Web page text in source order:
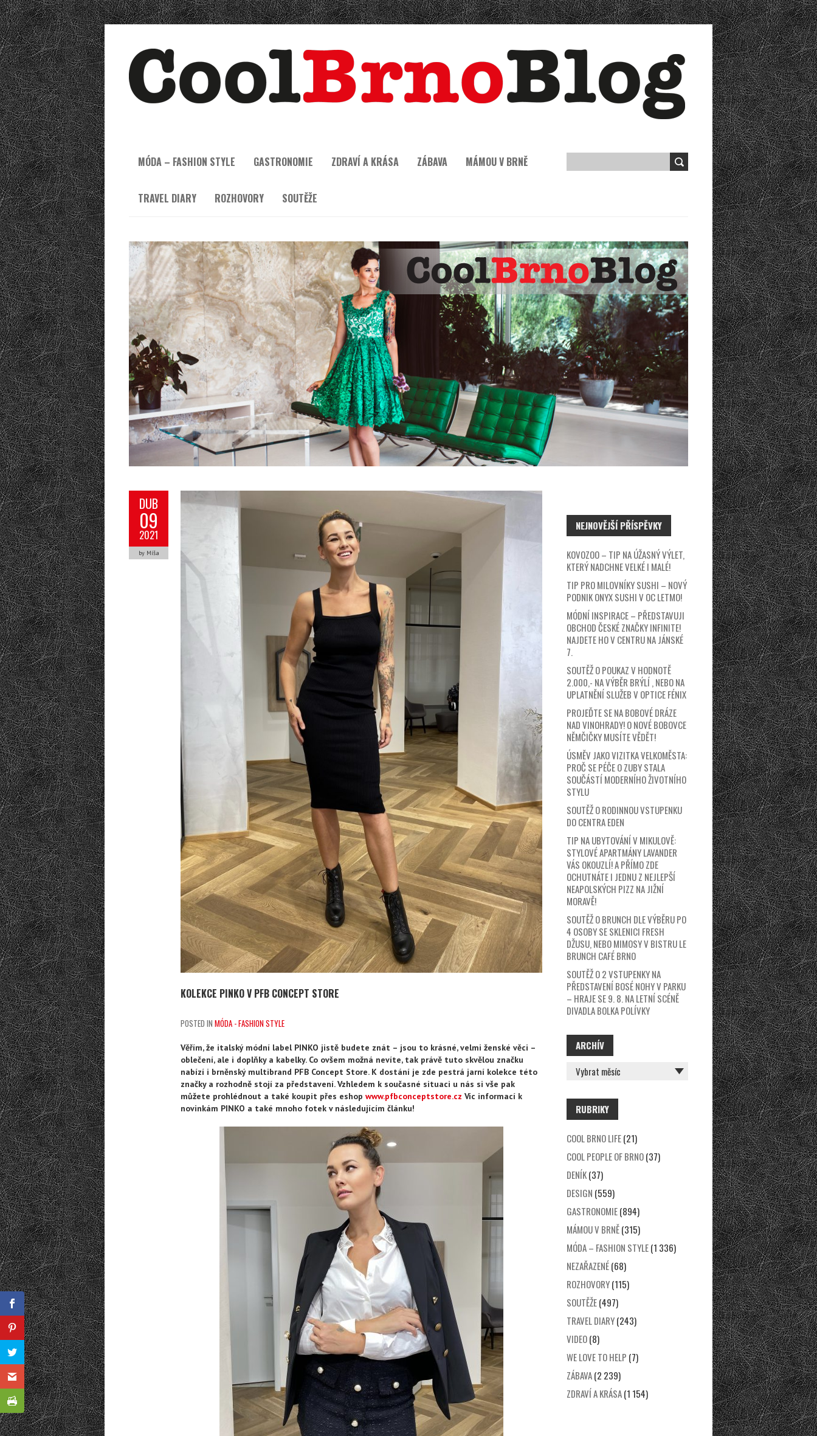
MÓDA – FASHION STYLE GASTRONOMIE ZDRAVÍ A KRÁSA ZÁBAVA MÁMOU V BRNĚ
TRAVEL DIARY ROZHOVORY SOUTĚŽE
DUB
09
2021
by Míša
KOLEKCE PINKO V PFB CONCEPT STORE
POSTED IN MÓDA - FASHION STYLE
Věřím, že italský módní label PINKO jistě budete znát – jsou to krásné, velmi ženské věci –
oblečení, ale i doplňky a kabelky. Co ovšem možná nevíte, tak právě tuto skvělou značku
nabízí i brněnský multibrand PFB Concept Store. K dostání je zde pestrá jarní kolekce této
značky a rozhodně stojí za představení. Vzhledem k současné situaci u nás si vše pak
můžete prohlédnout a také koupit přes eshop www.pfbconceptstore.cz Víc informací k
novinkám PINKO a také mnoho fotek v následujícím článku!
NEJNOVĚJŠÍ PŘÍSPĚVKY
KOVOZOO – TIP NA ÚŽASNÝ VÝLET,
KTERÝ NADCHNE VELKÉ I MALÉ!
TIP PRO MILOVNÍKY SUSHI – NOVÝ
PODNIK ONYX SUSHI V OC LETMO!
MÓDNÍ INSPIRACE – PŘEDSTAVUJI
OBCHOD ČESKÉ ZNAČKY INFINITE!
NAJDETE HO V CENTRU NA JÁNSKÉ
7.
SOUTĚŽ O POUKAZ V HODNOTĚ
2.000,- NA VÝBĚR BRÝLÍ , NEBO NA
UPLATNĚNÍ SLUŽEB V OPTICE FÉNIX
PROJEĎTE SE NA BOBOVÉ DRÁZE
NAD VINOHRADY! O NOVÉ BOBOVCE
NĚMČIČKY MUSÍTE VĚDĚT!
ÚSMĚV JAKO VIZITKA VELKOMĚSTA:
PROČ SE PÉČE O ZUBY STALA
SOUČÁSTÍ MODERNÍHO ŽIVOTNÍHO
STYLU
SOUTĚŽ O RODINNOU VSTUPENKU
DO CENTRA EDEN
TIP NA UBYTOVÁNÍ V MIKULOVĚ:
STYLOVÉ APARTMÁNY LAVANDER
VÁS OKOUZLÍ! A PŘÍMO ZDE
OCHUTNÁTE I JEDNU Z NEJLEPŠÍ
NEAPOLSKÝCH PIZZ NA JIŽNÍ
MORAVĚ!
SOUTĚŽ O BRUNCH DLE VÝBĚRU PO
4 OSOBY SE SKLENICI FRESH
DŽUSU, NEBO MIMOSY V BISTRU LE
BRUNCH CAFÉ BRNO
SOUTĚŽ O 2 VSTUPENKY NA
PŘEDSTAVENÍ BOSÉ NOHY V PARKU
– HRAJE SE 9. 8. NA LETNÍ SCÉNĚ
DIVADLA BOLKA POLÍVKY
ARCHÍV
ARCHÍV
RUBRIKY
COOL BRNO LIFE(21)
COOL PEOPLE OF BRNO(37)
DENÍK(37)
DESIGN (559)
GASTRONOMIE(894)
MÁMOU V BRNĚ(315)
MÓDA – FASHION STYLE(1 336)
NEZAŘAZENÉ(68)
ROZHOVORY(115)
SOUTĚŽE(497)
TRAVEL DIARY(243)
VIDEO(8)
WE LOVE TO HELP (7)
ZÁBAVA(2 239)
ZDRAVÍ A KRÁSA(1 154)